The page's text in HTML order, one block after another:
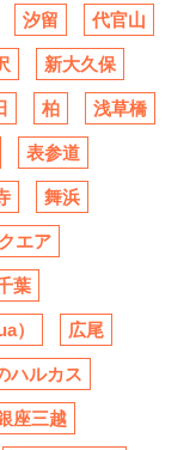
汐留 代官山
新大久保
柏 浅草橋
表参道
舞浜
エア
葉
） 広尾
ハルカス
座三越